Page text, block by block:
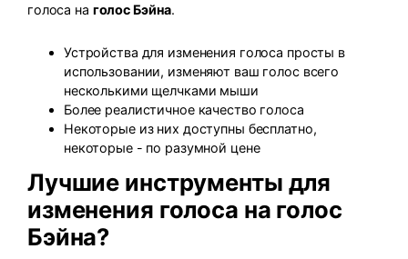
голоса на голос Бэйна.
Устройства для изменения голоса просты в
использовании, изменяют ваш голос всего
несколькими щелчками мыши
Более реалистичное качество голоса
Некоторые из них доступны бесплатно,
некоторые - по разумной цене
Лучшие инструменты для
изменения голоса на голос
Бэйна?